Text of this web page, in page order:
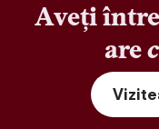
Aveți
are